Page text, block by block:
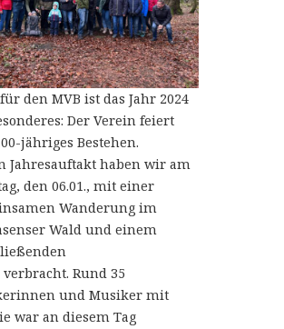
den MVB ist das Jahr 2024
Der Verein feiert
jähriges Bestehen.
Jahresauftakt haben wir am
den 06.01., mit einer
Wanderung im
Wald und einem
verbracht. Rund 35
und Musiker mit
war an diesem Tag